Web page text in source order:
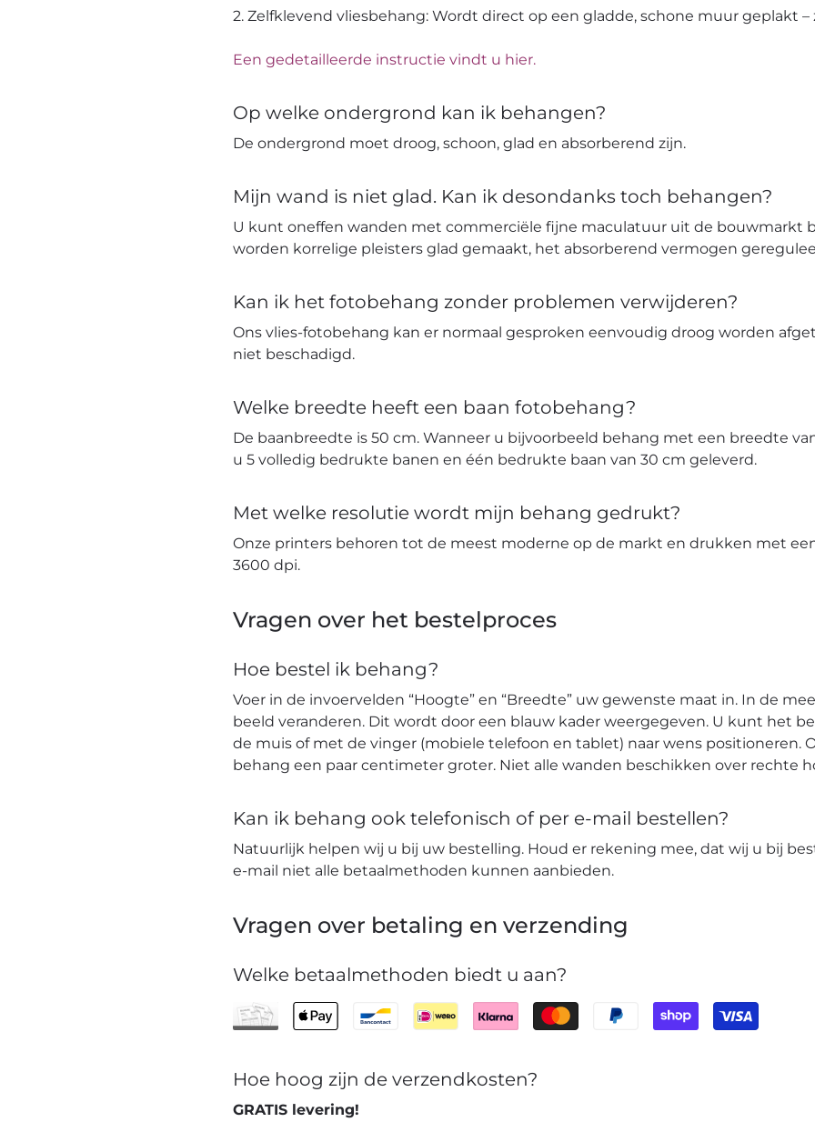
2. Zelfklevend vliesbehang: Wordt direct op een gladde, schone muur geplakt –
Een gedetailleerde instructie vindt u hier.
Op welke ondergrond kan ik behangen?
De ondergrond moet droog, schoon, glad en absorberend zijn.
Mijn wand is niet glad. Kan ik desondanks toch behangen?
U kunt oneffen wanden met commerciële fijne maculatuur uit de bouwmarkt
worden korrelige pleisters glad gemaakt, het absorberend vermogen
Kan ik het fotobehang zonder problemen verwijderen?
Ons vlies-fotobehang kan er normaal gesproken eenvoudig droog worden
niet beschadigd.
Welke breedte heeft een baan fotobehang?
De baanbreedte is 50 cm. Wanneer u bijvoorbeeld behang met een breedte
u 5 volledig bedrukte banen en één bedrukte baan van 30 cm geleverd.
Met welke resolutie wordt mijn behang gedrukt?
Onze printers behoren tot de meest moderne op de markt en drukken met
3600 dpi.
Vragen over het bestelproces
Hoe bestel ik behang?
Voer in de invoervelden “Hoogte” en “Breedte” uw gewenste maat in. In de
beeld veranderen. Dit wordt door een blauw kader weergegeven. U kunt het
de muis of met de vinger (mobiele telefoon en tablet) naar wens positioneren.
behang een paar centimeter groter. Niet alle wanden beschikken over rechte
Kan ik behang ook telefonisch of per e-mail bestellen?
Natuurlijk helpen wij u bij uw bestelling. Houd er rekening mee, dat wij u bij
e-mail niet alle betaalmethoden kunnen aanbieden.
Vragen over betaling en verzending
Welke betaalmethoden biedt u aan?
Hoe hoog zijn de verzendkosten?
GRATIS levering!